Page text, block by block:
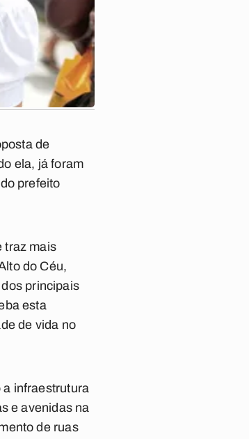
de
ela, já foram
prefeito
traz mais
do Céu,
principais
esta
de vida no
a infraestrutura
e avenidas na
de ruas